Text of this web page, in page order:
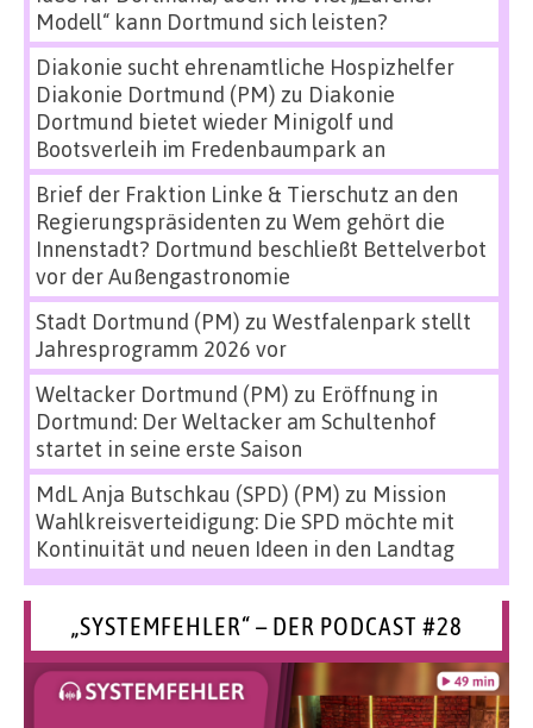
Modell“ kann Dortmund sich leisten?
Diakonie sucht ehrenamtliche Hospizhelfer
Diakonie Dortmund (PM) zu Diakonie
Dortmund bietet wieder Minigolf und
Bootsverleih im Fredenbaumpark an
Brief der Fraktion Linke & Tierschutz an den
Regierungspräsidenten zu Wem gehört die
Innenstadt? Dortmund beschließt Bettelverbot
vor der Außengastronomie
Stadt Dortmund (PM) zu Westfalenpark stellt
Jahresprogramm 2026 vor
Weltacker Dortmund (PM) zu Eröffnung in
Dortmund: Der Weltacker am Schultenhof
startet in seine erste Saison
MdL Anja Butschkau (SPD) (PM) zu Mission
Wahlkreisverteidigung: Die SPD möchte mit
Kontinuität und neuen Ideen in den Landtag
„SYSTEMFEHLER“ – DER PODCAST #28